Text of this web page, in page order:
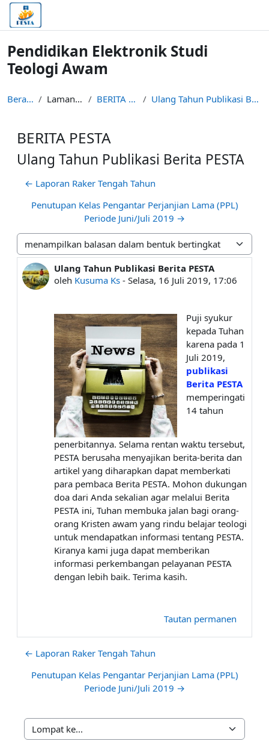
Lewati ke konten utama
Pendidikan Elektronik Studi
Teologi Awam
Beranda Laman situs BERITA PESTA Ulang Tahun Publikasi Berita PESTA
BERITA PESTA
Ulang Tahun Publikasi Berita PESTA
← Laporan Raker Tengah Tahun
Penutupan Kelas Pengantar Perjanjian Lama (PPL)
Periode Juni/Juli 2019 →
Mode tampilan
Ulang Tahun Publikasi Berita PESTA
oleh Kusuma Ks - Selasa, 16 Juli 2019, 17:06
Jumlah balasan: 0
Puji syukur
kepada Tuhan
karena pada 1
Juli 2019,
publikasi
Berita PESTA
memperingati
14 tahun
penerbitannya. Selama rentan waktu tersebut,
PESTA berusaha menyajikan berita-berita dan
artikel yang diharapkan dapat memberkati
para pembaca Berita PESTA. Mohon dukungan
doa dari Anda sekalian agar melalui Berita
PESTA ini, Tuhan membuka jalan bagi orang-
orang Kristen awam yang rindu belajar teologi
untuk mendapatkan informasi tentang PESTA.
Kiranya kami juga dapat memberikan
informasi perkembangan pelayanan PESTA
dengan lebih baik. Terima kasih.
Tautan permanen
← Laporan Raker Tengah Tahun
Penutupan Kelas Pengantar Perjanjian Lama (PPL)
Periode Juni/Juli 2019 →
Lompat ke...